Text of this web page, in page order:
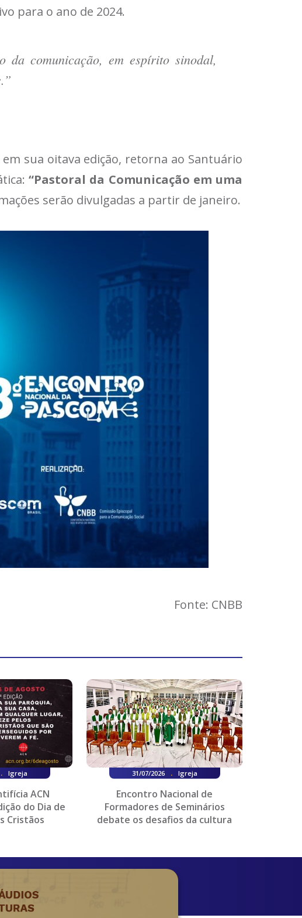
para o ano de 2024.
comunicação, em espírito sinodal,
sua oitava edição, retorna ao Santuário
“Pastoral da Comunicação em uma
serão divulgadas a partir de janeiro.
Fonte: CNBB
. Igreja
ACN
do Dia de
Cristãos
31/07/2026 . Igreja
Encontro Nacional de
Formadores de Seminários
debate os desafios da cultura